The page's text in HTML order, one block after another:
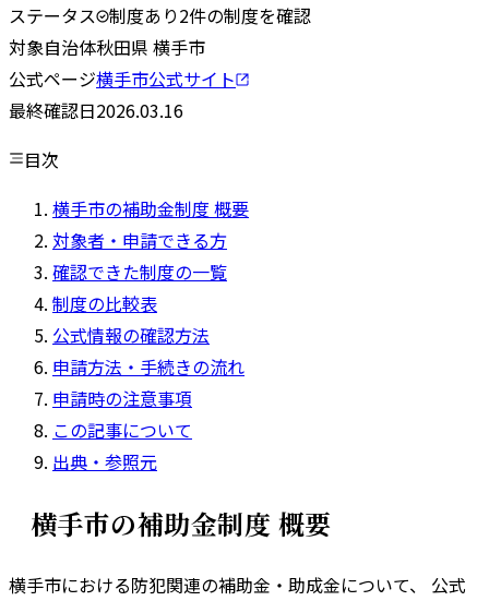
ステータス 制度あり2件の制度を確認
対象自治体秋田県 横手市
公式ページ横手市公式サイト
最終確認日2026.03.16
目次
横手市の補助金制度 概要
対象者・申請できる方
確認できた制度の一覧
制度の比較表
公式情報の確認方法
申請方法・手続きの流れ
申請時の注意事項
この記事について
出典・参照元
横手市の補助金制度 概要
横手市における防犯関連の補助金・助成金について、 公式